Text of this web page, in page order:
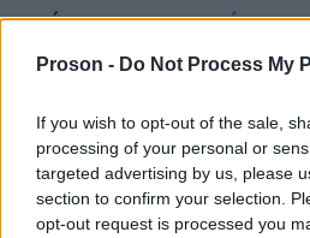
Proson - Do Not Process My
If you wish to opt-out of the sale,
processing of your personal or
targeted advertising by us, please
section to confirm your selection.
opt-out request is processed you
κατάσχεσης τουακινήτου
αδιαφορεί και να αρνείται
εξόφληση ή έστω σε
του, μπορεί να ακολουθήσει
ακινήτουπροκειμένου να